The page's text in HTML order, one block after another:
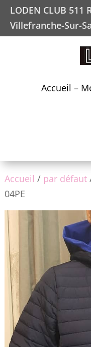
LODEN CLUB 511
Villefranche-Sur-
Accueil –
Accueil / par défaut
04PE